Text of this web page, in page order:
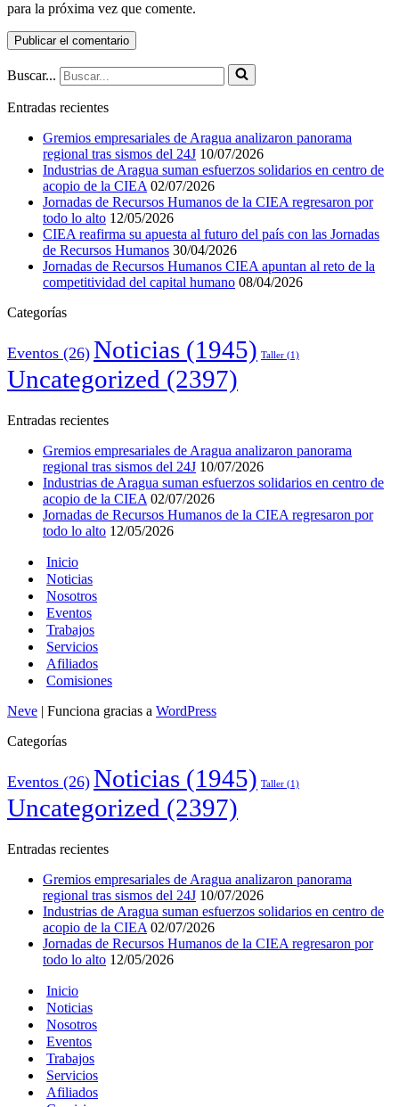
para la próxima vez que comente.
Buscar...
Entradas recientes
Gremios empresariales de Aragua analizaron panorama
regional tras sismos del 24J 10/07/2026
Industrias de Aragua suman esfuerzos solidarios en centro de
acopio de la CIEA 02/07/2026
Jornadas de Recursos Humanos de la CIEA regresaron por
todo lo alto 12/05/2026
CIEA reafirma su apuesta al futuro del país con las Jornadas
de Recursos Humanos 30/04/2026
Jornadas de Recursos Humanos CIEA apuntan al reto de la
competitividad del capital humano 08/04/2026
Categorías
Eventos (26) Noticias (1945) Taller (1)
Uncategorized (2397)
Entradas recientes
Gremios empresariales de Aragua analizaron panorama
regional tras sismos del 24J 10/07/2026
Industrias de Aragua suman esfuerzos solidarios en centro de
acopio de la CIEA 02/07/2026
Jornadas de Recursos Humanos de la CIEA regresaron por
todo lo alto 12/05/2026
Inicio
Noticias
Nosotros
Eventos
Trabajos
Servicios
Afiliados
Comisiones
Neve | Funciona gracias a WordPress
Categorías
Eventos (26) Noticias (1945) Taller (1)
Uncategorized (2397)
Entradas recientes
Gremios empresariales de Aragua analizaron panorama
regional tras sismos del 24J 10/07/2026
Industrias de Aragua suman esfuerzos solidarios en centro de
acopio de la CIEA 02/07/2026
Jornadas de Recursos Humanos de la CIEA regresaron por
todo lo alto 12/05/2026
Inicio
Noticias
Nosotros
Eventos
Trabajos
Servicios
Afiliados